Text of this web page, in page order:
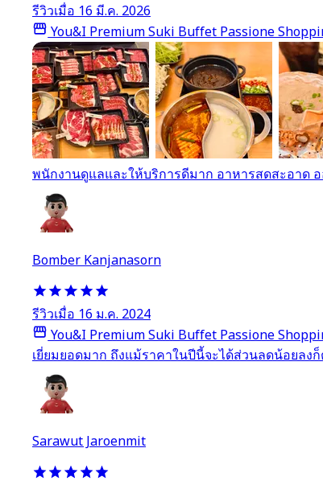
รีวิวเมื่อ 16 มี.ค. 2026
You&I Premium Suki Buffet Passione
พนักงานดูแลและให้บริการดีมาก อาหารสดสะอาด
Bomber Kanjanasorn
รีวิวเมื่อ 16 ม.ค. 2024
You&I Premium Suki Buffet Passione
เยี่ยมยอดมาก ถึงแม้ราคาในปีนี้จะได้ส่วนลดน้อยลง
Sarawut Jaroenmit